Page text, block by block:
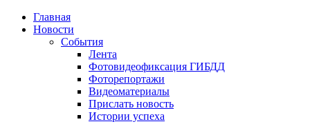
Главная
Новости
События
Лента
Фотовидеофиксация ГИБДД
Фоторепортажи
Видеоматериалы
Прислать новость
Истории успеха